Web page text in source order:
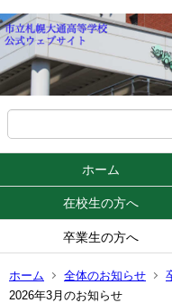
ホーム
在校生の方へ
卒業生の方へ
ホーム 全体のお知らせ
2026年3月のお知らせ